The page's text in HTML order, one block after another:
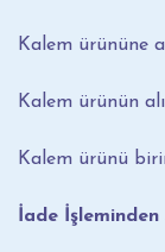
Kalem ürününe
Kalem ürünün
Kalem ürünü
İade İşleminden